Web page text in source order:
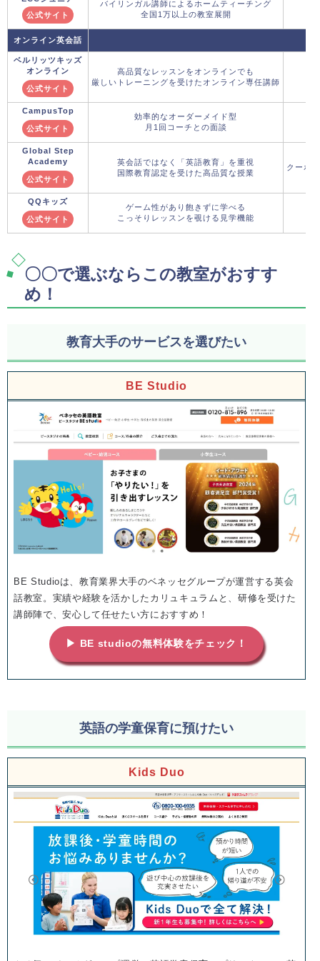
公式サイト
バイリンガル講師によるホームティーチング
全国1万以上の教室展開
オンライン英会話
ベルリッツキッズ
オンライン
公式サイト
高品質なレッスンをオンラインでも
厳しいトレーニングを受けたオンライン専任講師
CampusTop
公式サイト
効率的なオーダーメイド型
月1回コーチとの面談
Global Step
Academy
公式サイト
英会話ではなく「英語教育」を重視
国際教育認定を受けた高品質な授業
クーポ
QQキッズ
公式サイト
ゲーム性があり飽きずに学べる
こっそりレッスンを覗ける見学機能
〇〇で選ぶならこの教室がおすす
め！
教育大手のサービスを選びたい
BE Studio
BE Studioは、教育業界大手のベネッセグループが運営する英会
話教室。実績や経験を活かしたカリュキュラムと、研修を受けた
講師陣で、安心して任せたい方におすすめ！
▶ BE studioの無料体験をチェック！
英語の学童保育に預けたい
Kids Duo